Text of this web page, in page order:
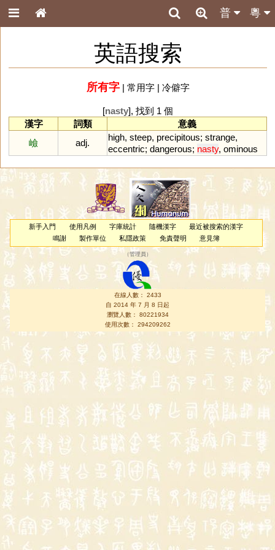
粵
普
英語搜索
所有字| 常用字| 冷僻字
[nasty], 找到 1 個
漢字
詞類
意義
嶮
adj.
high, steep, precipitous; strange,
eccentric; dangerous; nasty, ominous
新手入門 使用凡例 字庫統計 隨機漢字
最近被搜索的漢字
鳴謝
製作單位 私隱政策 免責聲明 意見簿
（管理員 ）
在線人數： 2433
自 2014 年 7 月 8 日起
瀏覽人數： 80221934
使用次數： 294209262